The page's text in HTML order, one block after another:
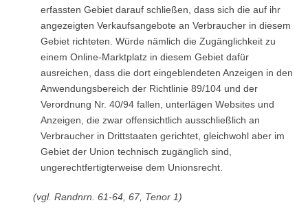
erfassten Gebiet darauf schließen, dass sich die auf ihr
angezeigten Verkaufsangebote an Verbraucher in diesem
Gebiet richteten. Würde nämlich die Zugänglichkeit zu
einem Online-Marktplatz in diesem Gebiet dafür
ausreichen, dass die dort eingeblendeten Anzeigen in den
Anwendungsbereich der Richtlinie 89/104 und der
Verordnung Nr. 40/94 fallen, unterlägen Websites und
Anzeigen, die zwar offensichtlich ausschließlich an
Verbraucher in Drittstaaten gerichtet, gleichwohl aber im
Gebiet der Union technisch zugänglich sind,
ungerechtfertigterweise dem Unionsrecht.
(vgl. Randnrn. 61-64, 67, Tenor 1)